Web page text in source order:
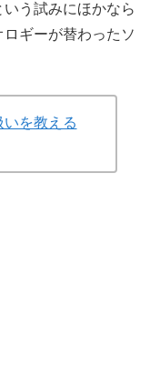
う試みにほかなら
ギーが替わったソ
を教える